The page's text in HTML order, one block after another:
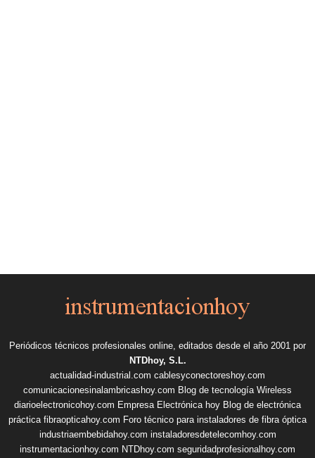
Periódicos técnicos profesionales online, editados desde el año 2001 por
NTDhoy, S.L.
actualidad-industrial.com cablesyconectoreshoy.com
comunicacionesinalambricashoy.com Blog de tecnología Wireless
diarioelectronicohoy.com Empresa Electrónica hoy Blog de electrónica
práctica fibraopticahoy.com Foro técnico para instaladores de fibra óptica
industriaembebidahoy.com instaladoresdetelecomhoy.com
instrumentacionhoy.com NTDhoy.com seguridadprofesionalhoy.com